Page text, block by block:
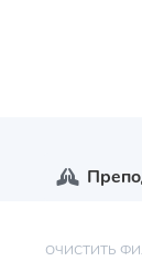
ОЧИСТИТЬ